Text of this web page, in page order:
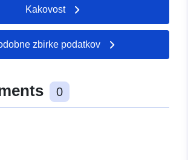
urbanizirane površine.
Kakovost
zbirke podatkov
0